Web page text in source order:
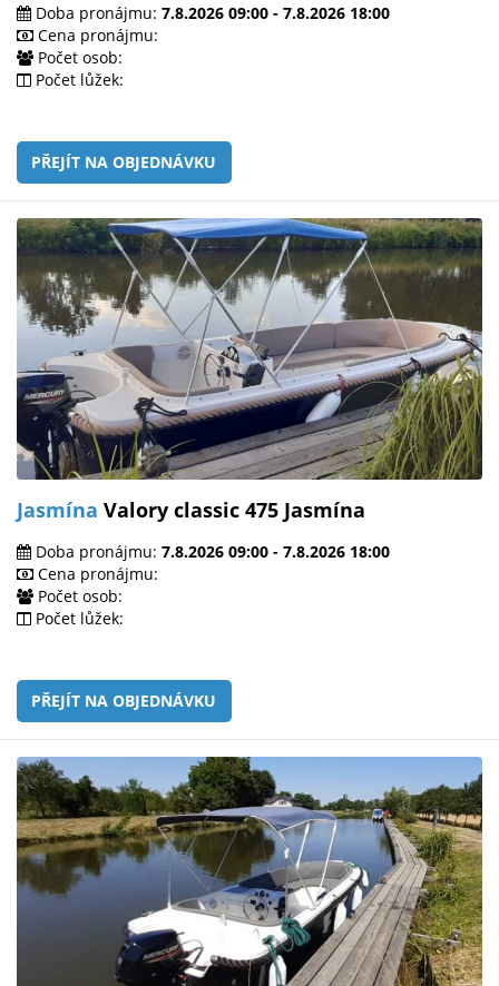
Doba pronájmu: 7.8.2026 09:00 - 7.8.2026 18:00
Cena pronájmu:
Počet osob:
Počet lůžek:
PŘEJÍT NA OBJEDNÁVKU
Jasmína Valory classic 475 Jasmína
Doba pronájmu: 7.8.2026 09:00 - 7.8.2026 18:00
Cena pronájmu:
Počet osob:
Počet lůžek:
PŘEJÍT NA OBJEDNÁVKU
mailem.
objednat
poukaz